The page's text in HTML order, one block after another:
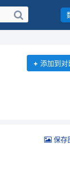
+ 添加到对
保存